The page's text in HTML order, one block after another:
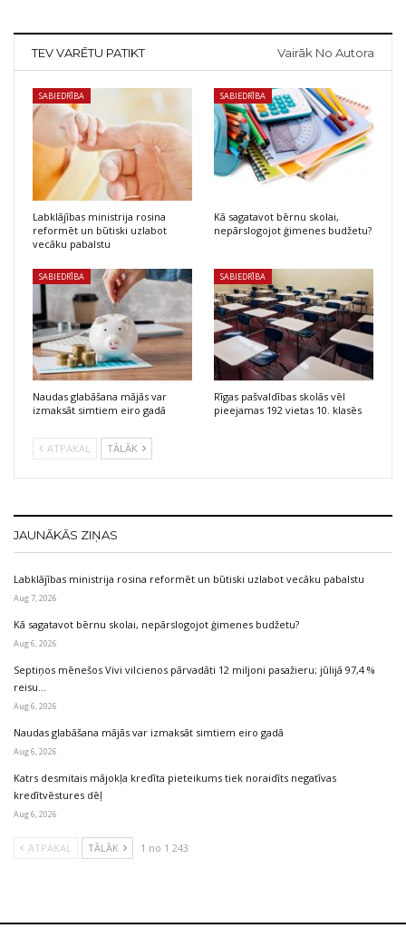
TEV VARĒTU PATIKT Vairāk No Autora
SABIEDRĪBA
Labklājības ministrija rosina
reformēt un būtiski uzlabot
vecāku pabalstu
SABIEDRĪBA
Kā sagatavot bērnu skolai,
nepārslogojot ģimenes budžetu?
SABIEDRĪBA
Naudas glabāšana mājās var
izmaksāt simtiem eiro gadā
SABIEDRĪBA
Rīgas pašvaldības skolās vēl
pieejamas 192 vietas 10. klasēs
ATPAKAĻ TĀLĀK
JAUNĀKĀS ZIŅAS
Labklājības ministrija rosina reformēt un būtiski uzlabot vecāku pabalstu
Aug 7, 2026
Kā sagatavot bērnu skolai, nepārslogojot ģimenes budžetu?
Aug 6, 2026
Septiņos mēnešos Vivi vilcienos pārvadāti 12 miljoni pasažieru; jūlijā 97,4 %
reisu…
Aug 6, 2026
Naudas glabāšana mājās var izmaksāt simtiem eiro gadā
Aug 6, 2026
Katrs desmitais mājokļa kredīta pieteikums tiek noraidīts negatīvas
kredītvēstures dēļ
Aug 6, 2026
ATPAKAĻ TĀLĀK 1 no 1 243